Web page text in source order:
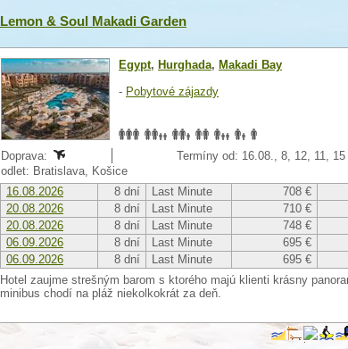
Lemon & Soul Makadi Garden
Egypt, Hurghada, Makadi Bay
- Pobytové zájazdy
Doprava:
Termíny od: 16.08., 8, 12, 11, 15
odlet: Bratislava, Košice
16.08.2026
8 dní Last Minute 708 €
20.08.2026
8 dní Last Minute 710 €
20.08.2026
8 dní Last Minute 748 €
06.09.2026
8 dní Last Minute 695 €
06.09.2026
8 dní Last Minute 695 €
Hotel zaujme strešným barom s ktorého majú klienti krásny
minibus chodí na pláž niekolkokrát za deň.